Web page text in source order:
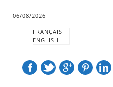
06/08/2026
FRANÇAIS
ENGLISH